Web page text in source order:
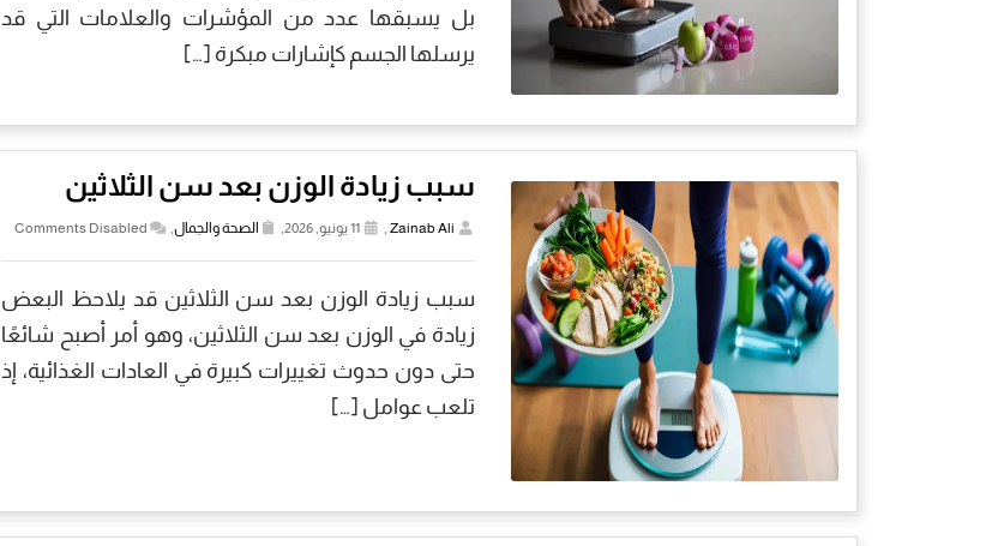
بل يسبقها عدد من المؤشرات والعلامات التي قد
يرسلها الجسم كإشارات مبكرة […]
سبب زيادة الوزن بعد سن الثلاثين
Zainab Ali
, 11 يونيو, 2026, الصحة والجمال,
Comments Disabled
سبب زيادة الوزن بعد سن الثلاثين قد يلاحظ البعض
زيادة في الوزن بعد سن الثلاثين، وهو أمر أصبح شائعًا
حتى دون حدوث تغييرات كبيرة في العادات الغذائية، إذ
تلعب عوامل […]